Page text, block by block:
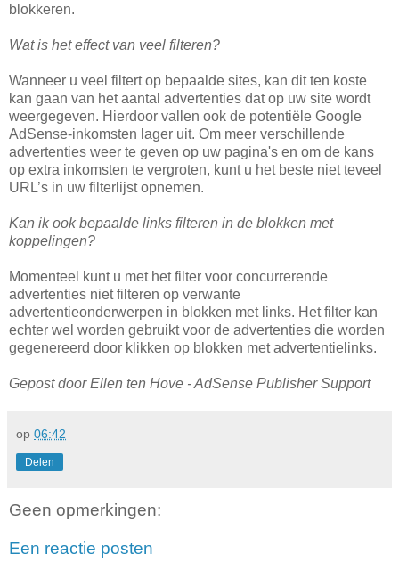
blokkeren.
Wat is het effect van veel filteren?
Wanneer u veel filtert op bepaalde sites, kan dit ten koste
kan gaan van het aantal advertenties dat op uw site wordt
weergegeven. Hierdoor vallen ook de potentiële Google
AdSense-inkomsten lager uit. Om meer verschillende
advertenties weer te geven op uw pagina's en om de kans
op extra inkomsten te vergroten, kunt u het beste niet teveel
URL’s in uw filterlijst opnemen.
Kan ik ook bepaalde links filteren in de blokken met
koppelingen?
Momenteel kunt u met het filter voor concurrerende
advertenties niet filteren op verwante
advertentieonderwerpen in blokken met links. Het filter kan
echter wel worden gebruikt voor de advertenties die worden
gegenereerd door klikken op blokken met advertentielinks.
Gepost door Ellen ten Hove - AdSense Publisher Support
op 06:42
Delen
Geen opmerkingen:
Een reactie posten